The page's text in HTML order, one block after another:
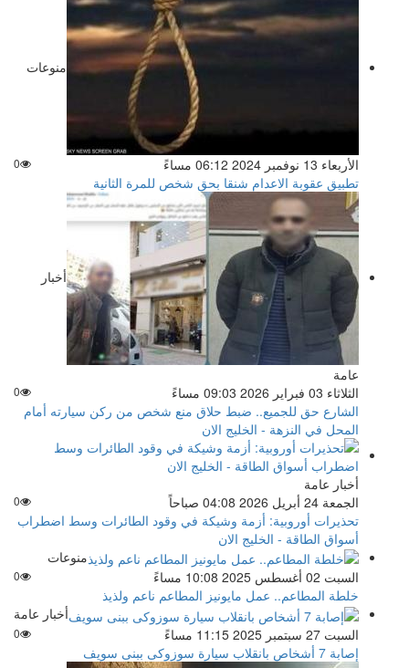
منوعات
الأربعاء 13 نوفمبر 2024 06:12 مساءً 0
تطبيق عقوبة الاعدام شنقا بحق شخص للمرة الثانية
أخبار
عامة
الثلاثاء 03 فبراير 2026 09:03 مساءً
0
الشارع حق للجميع.. ضبط حلاق منع شخص من ركن سيارته أمام
المحل في النزهة - الخليج الان
أخبار عامة
الجمعة 24 أبريل 2026 04:08 صباحاً
0
تحذيرات أوروبية: أزمة وشيكة في وقود الطائرات وسط اضطراب
أسواق الطاقة - الخليج الان
منوعات
السبت 02 أغسطس 2025 10:08 مساءً
0
خلطة المطاعم.. عمل مايونيز المطاعم ناعم ولذيذ
أخبار عامة
السبت 27 سبتمبر 2025 11:15 مساءً
0
إصابة 7 أشخاص بانقلاب سيارة سوزوكى ببنى سويف